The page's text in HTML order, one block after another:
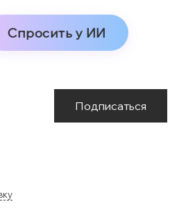
Спросить у ИИ
Подписаться